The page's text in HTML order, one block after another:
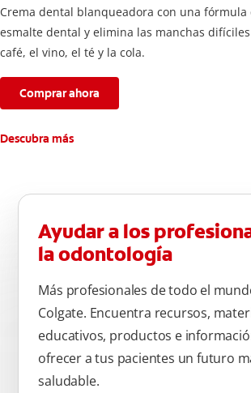
Crema dental blanqueadora con una fórmula
esmalte dental y elimina las manchas
café, el vino, el té y la cola.
Comprar ahora
Descubra más
Ayudar a los
la odontología
Más profesionales de todo el
Colgate. Encuentra recursos,
educativos, productos e
ofrecer a tus pacientes un futuro
saludable.